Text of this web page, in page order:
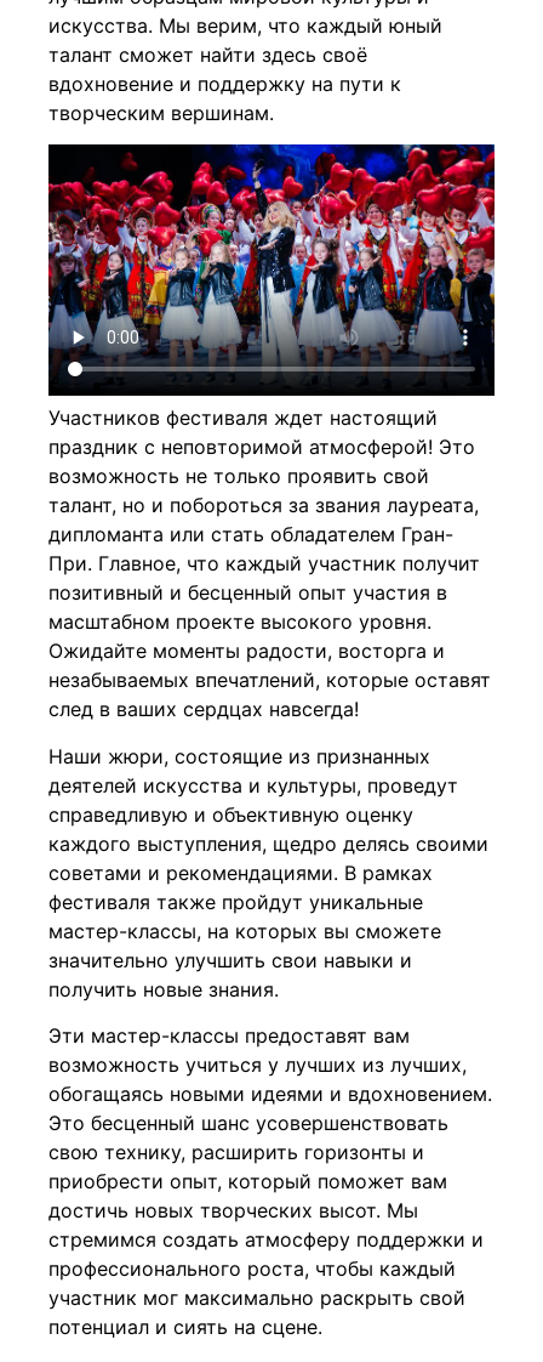
искусства. Мы верим, что каждый юный
талант сможет найти здесь своё
вдохновение и поддержку на пути к
творческим вершинам.
Участников фестиваля ждет настоящий
праздник с неповторимой атмосферой! Это
возможность не только проявить свой
талант, но и побороться за звания лауреата,
дипломанта или стать обладателем Гран-
При. Главное, что каждый участник получит
позитивный и бесценный опыт участия в
масштабном проекте высокого уровня.
Ожидайте моменты радости, восторга и
незабываемых впечатлений, которые оставят
след в ваших сердцах навсегда!
Наши жюри, состоящие из признанных
деятелей искусства и культуры, проведут
справедливую и объективную оценку
каждого выступления, щедро делясь своими
советами и рекомендациями. В рамках
фестиваля также пройдут уникальные
мастер-классы, на которых вы сможете
значительно улучшить свои навыки и
получить новые знания.
Эти мастер-классы предоставят вам
возможность учиться у лучших из лучших,
обогащаясь новыми идеями и вдохновением.
Это бесценный шанс усовершенствовать
свою технику, расширить горизонты и
приобрести опыт, который поможет вам
достичь новых творческих высот. Мы
стремимся создать атмосферу поддержки и
профессионального роста, чтобы каждый
участник мог максимально раскрыть свой
потенциал и сиять на сцене.